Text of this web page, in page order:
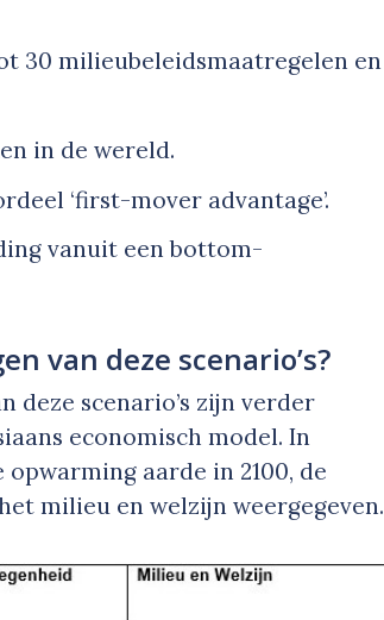
30 milieubeleidsmaatregelen en
in de wereld.
‘first-mover advantage’.
vanuit eenbottom-
van deze scenario’s?
deze scenario’s zijn verder
economisch model. In
aarde in 2100, de
milieu en welzijn weergegeven.